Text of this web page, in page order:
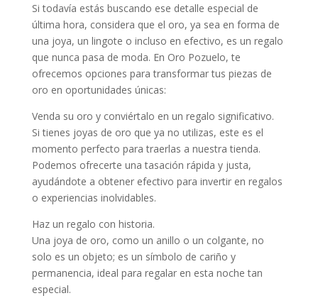
Si todavía estás buscando ese detalle especial de
última hora, considera que el oro, ya sea en forma de
una joya, un lingote o incluso en efectivo, es un regalo
que nunca pasa de moda. En Oro Pozuelo, te
ofrecemos opciones para transformar tus piezas de
oro en oportunidades únicas:
Venda su oro y conviértalo en un regalo significativo.
Si tienes joyas de oro que ya no utilizas, este es el
momento perfecto para traerlas a nuestra tienda.
Podemos ofrecerte una tasación rápida y justa,
ayudándote a obtener efectivo para invertir en regalos
o experiencias inolvidables.
Haz un regalo con historia.
Una joya de oro, como un anillo o un colgante, no
solo es un objeto; es un símbolo de cariño y
permanencia, ideal para regalar en esta noche tan
especial.